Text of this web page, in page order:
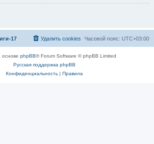
17 Часовой пояс: UTC+03:00
Удалить cookies
основе phpBB® Forum Software © phpBB Limited
Русская поддержка phpBB
Конфиденциальность| Правила